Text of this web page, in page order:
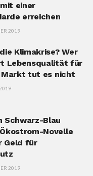
einer
erreichen
2019
Klimakrise? Wer
Lebensqualität für
Markt tut es nicht
Schwarz-Blau
Novelle
Geld für
2019